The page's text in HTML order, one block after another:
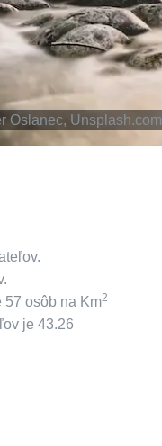
Oslanec, Unsplash.com
57 osôb na Km2
je 43.26